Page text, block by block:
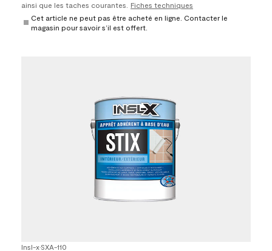
ainsi que les taches courantes.
Fiches techniques
Cet article ne peut pas être acheté en ligne. Contacter le
magasin pour savoir s’il est offert.
Insl-x•SXA-110